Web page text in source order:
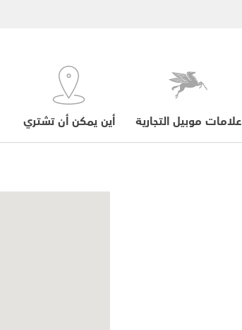
أين يمكن أن تشتري علامات موبيل التجارية